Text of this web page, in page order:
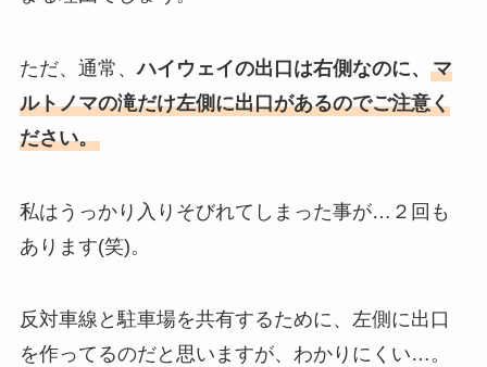
ただ、通常、ハイウェイの出口は右側なのに、 マ
ルトノマの滝だけ左側に出口があるのでご注意く
ださい。
私はうっかり入りそびれてしまった事が…２回も
あります(笑)。
反対車線と駐車場を共有するために、左側に出口
を作ってるのだと思いますが、わかりにくい…。